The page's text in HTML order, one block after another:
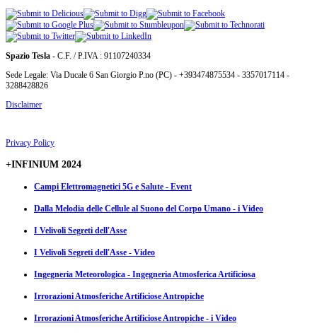
Spazio Tesla - C.F. / P.IVA : 91107240334
Sede Legale: Via Ducale 6 San Giorgio P.no (PC) - +393474875534 - 3357017114 -
3288428826
Disclaimer
Privacy Policy
+INFINIUM 2024
Campi Elettromagnetici 5G e Salute - Event
Dalla Melodia delle Cellule al Suono del Corpo Umano - i Video
I Velivoli Segreti dell'Asse
I Velivoli Segreti dell'Asse - Video
Ingegneria Meteorologica - Ingegneria Atmosferica Artificiosa
Irrorazioni Atmosferiche Artificiose Antropiche
Irrorazioni Atmosferiche Artificiose Antropiche - i Video